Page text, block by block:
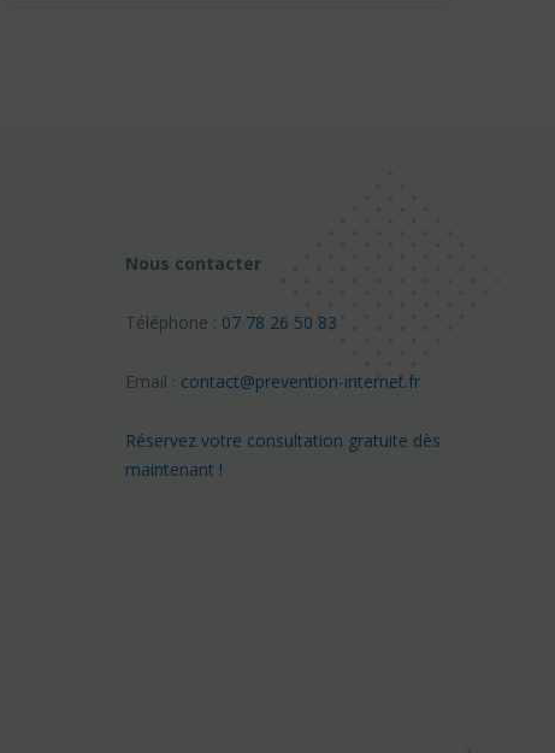
Nous contacter
Téléphone : 07 78 26 50 83
Email : contact@prevention-internet.fr
Réservez votre consultation gratuite dès
maintenant !